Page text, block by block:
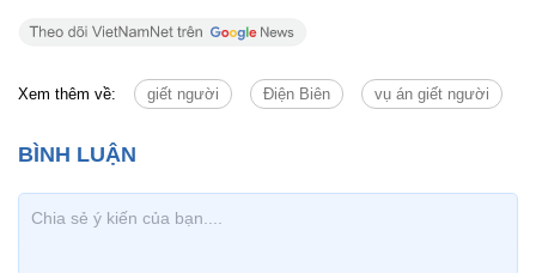
Xem thêm về: giết người Điện Biên vụ án giết người